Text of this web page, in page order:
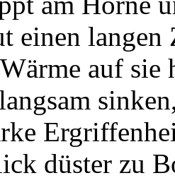
einen
auf
düster zu